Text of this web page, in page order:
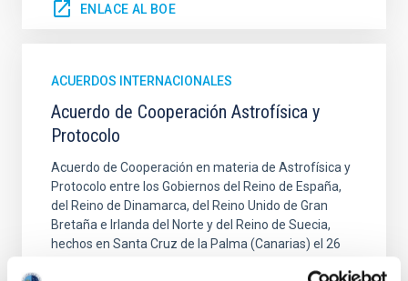
ENLACE AL BOE
ACUERDOS INTERNACIONALES
Acuerdo de Cooperación Astrofísica y
Protocolo
Acuerdo de Cooperación en materia de Astrofísica y
Protocolo entre los Gobiernos del Reino de España,
del Reino de Dinamarca, del Reino Unido de Gran
Bretaña e Irlanda del Norte y del Reino de Suecia,
hechos en Santa Cruz de la Palma (Canarias) el 26